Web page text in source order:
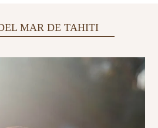
MAR DE TAHITI